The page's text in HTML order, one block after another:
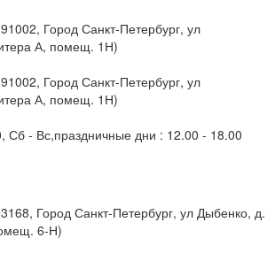
Город Санкт-Петербург, ул
А, помещ. 1Н)
Город Санкт-Петербург, ул
А, помещ. 1Н)
Сб - Вс,праздничные дни : 12.00 - 18.00
Город Санкт-Петербург, ул Дыбенко, д.
6-Н)